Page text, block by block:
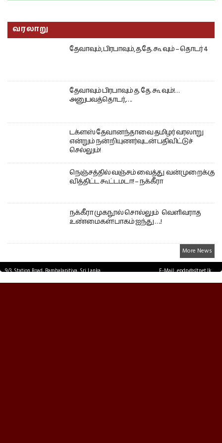
வரலாறு
தேவாவும், பிரபாவும், த.தே. கூ வும் – தொடர் 4
தேவாவும் பிரபாவும் த. தே. கூ வும்!…
அனுபவத்தொடர்,….
டக்ளஸ் தேவானந்தாவை தமிழர் வரலாறு
என்றும் நன்றியுணர்வுடன் பதிவிட்டுச்
செல்லும்!
நெஞ்சத்தில் வஞ்சம் வைத்து வன்முறைக்கு
வித்திட்ட கூட்டமடா! – நக்கீரா
நக்கீரா முகநூல் சொல்லும் வெளிவராத
உண்மைகள்! பாகம் ஐந்து ….!
More News
9/3, Station Road, Bambalapitiya, Sri Lanka.
E-Mail: epdp@sltnet.lk